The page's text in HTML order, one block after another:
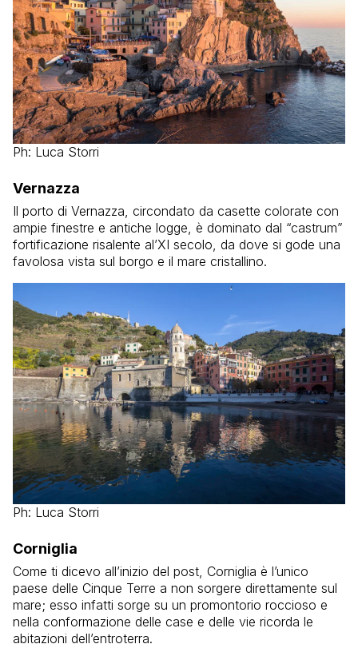
Ph: Luca Storri
Vernazza
Il porto di Vernazza, circondato da casette colorate con
ampie finestre e antiche logge, è dominato dal “castrum”
fortificazione risalente al’XI secolo, da dove si gode una
favolosa vista sul borgo e il mare cristallino.
Ph: Luca Storri
Corniglia
Come ti dicevo all’inizio del post, Corniglia è l’unico
paese delle Cinque Terre a non sorgere direttamente sul
mare; esso infatti sorge su un promontorio roccioso e
nella conformazione delle case e delle vie ricorda le
abitazioni dell’entroterra.